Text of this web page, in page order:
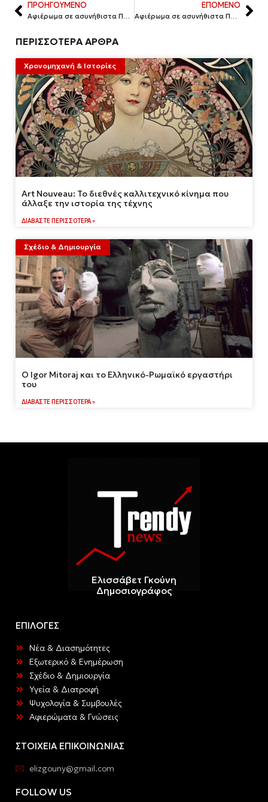
ΠΡΟΗΓΟΥΜΕΝΟ
Αφιέρωμα σε ασυνήθιστα Πολωνικά φαγητά: Η zapiekanka
ΕΠΟΜΕΝΟ
Αφιέρωμα σε ασυνήθιστα Πολωνικά φαγητά: Zurek
ΠΕΡΙΣΣΟΤΕΡΑ ΑΡΘΡΑ
Χρονομηχανή & Ιστορίες
Art Nouveau: Το διεθνές καλλιτεχνικό κίνημα που
άλλαξε την ιστορία της τέχνης
ΔΙΑΒΆΣΤΕ ΠΕΡΙΣΣΌΤΕΡΑ »
Σχέδιο & Δημιουργία
Ο Igor Mitoraj και το Ελληνικό-Ρωμαϊκό εργαστήρι
του
ΔΙΑΒΆΣΤΕ ΠΕΡΙΣΣΌΤΕΡΑ »
Ελισσάβετ Γκούνη
Δημοσιογράφος
ΕΠΙΛΟΓΕΣ
Νέα & Διασημότητες
Εξωτερικό & Ενημέρωση
Σχέδιο & Δημιουργία
Υγεία & Διατροφή
Ψυχολογία & Συμβουλές
Αφιερώματα & Γνώσεις
ΣΤΟΙΧΕΙΑ ΕΠΙΚΟΙΝΩΝΙΑΣ
elizgouny@gmail.com
FOLLOW US